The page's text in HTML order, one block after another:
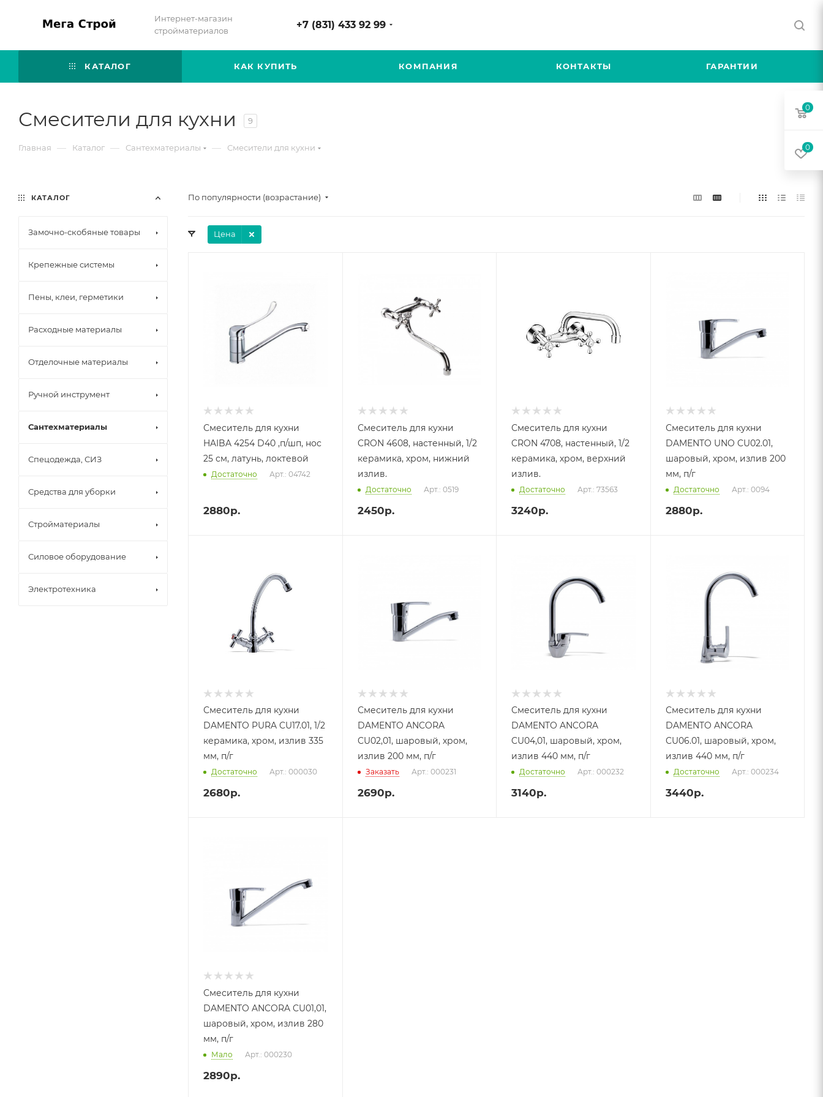
Интернет-магазин
стройматериалов
+7 (831) 433 92 99
КАТАЛОГ КАК КУПИТЬ КОМПАНИЯ КОНТАКТЫ ГАРАНТИИ
Смесители для кухни 9
Главная — Каталог — Сантехматериалы — Смесители для кухни
По популярности (возрастание)
Цена
Смеситель для кухни
HAIBA 4254 D40 ,п/шп, нос
25 см, латунь, локтевой
Достаточно Арт.: 04742
2880р.
Смеситель для кухни
CRON 4608, настенный, 1/2
керамика, хром, нижний
излив.
Достаточно Арт.: 0519
2450р.
Смеситель для кухни
CRON 4708, настенный, 1/2
керамика, хром, верхний
излив.
Достаточно Арт.: 73563
3240р.
Смеситель для кухни
DAMENTO UNO CU02.01,
шаровый, хром, излив 200
мм, п/г
Достаточно Арт.: 0094
2880р.
Смеситель для кухни
DAMENTO PURA CU17.01, 1/2
керамика, хром, излив 335
мм, п/г
Достаточно Арт.: 000030
2680р.
Смеситель для кухни
DAMENTO ANCORA
CU02,01, шаровый, хром,
излив 200 мм, п/г
Заказать Арт.: 000231
2690р.
Смеситель для кухни
DAMENTO ANCORA
CU04,01, шаровый, хром,
излив 440 мм, п/г
Достаточно Арт.: 000232
3140р.
Смеситель для кухни
DAMENTO ANCORA
CU06.01, шаровый, хром,
излив 440 мм, п/г
Достаточно Арт.: 000234
3440р.
Смеситель для кухни
DAMENTO ANCORA CU01,01,
шаровый, хром, излив 280
мм, п/г
Мало Арт.: 000230
2890р.
КАТАЛОГ
Замочно-скобяные товары
Крепежные системы
Пены, клеи, герметики
Расходные материалы
Отделочные материалы
Ручной инструмент
Сантехматериалы
Спецодежда, СИЗ
Средства для уборки
Стройматериалы
Силовое оборудование
Электротехника
0
0